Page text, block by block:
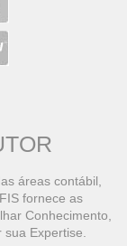
áreas contábil,
fornece as
Conhecimento,
Expertise.